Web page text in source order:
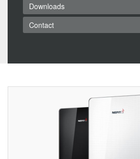
Downloads
Contact